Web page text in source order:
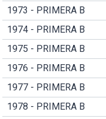
1973 - PRIMERA B
1974 - PRIMERA B
1975 - PRIMERA B
1976 - PRIMERA B
1977 - PRIMERA B
1978 - PRIMERA B